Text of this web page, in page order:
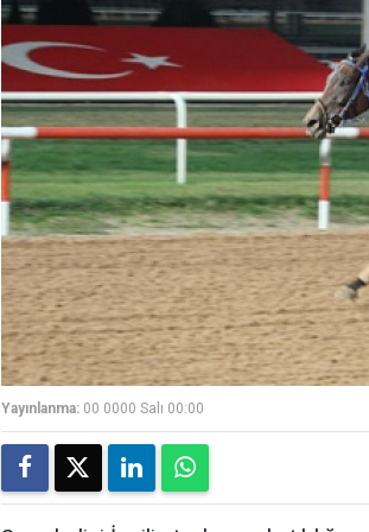
Yayınlanma: 00 0000 Salı 00:00